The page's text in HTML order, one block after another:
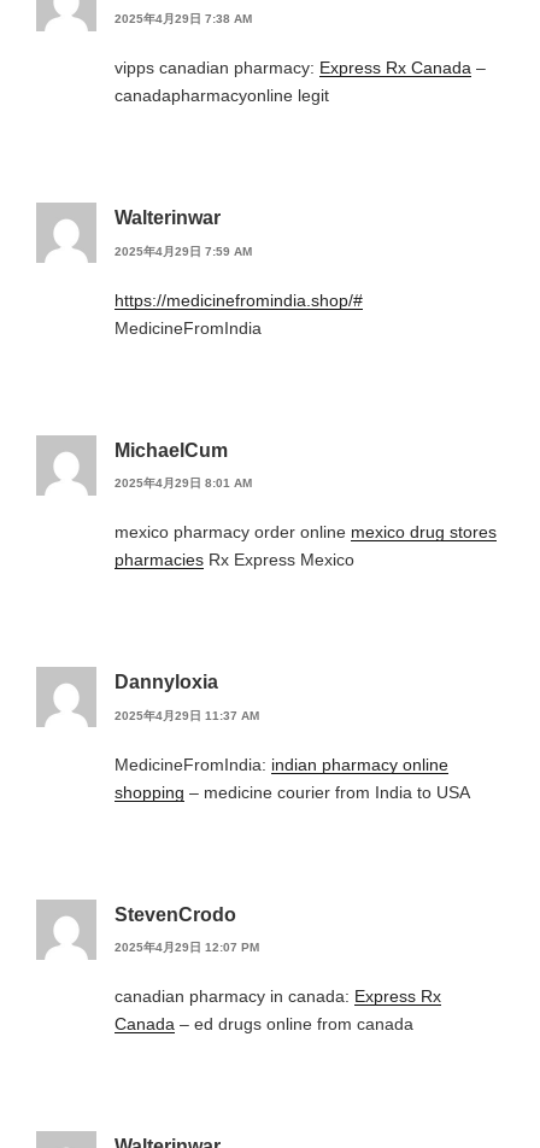
2025年4月29日 7:38 AM
vipps canadian pharmacy: Express Rx Canada –
canadapharmacyonline legit
Walterinwar
2025年4月29日 7:59 AM
https://medicinefromindia.shop/#
MedicineFromIndia
MichaelCum
2025年4月29日 8:01 AM
mexico pharmacy order online mexico drug stores
pharmacies Rx Express Mexico
Dannyloxia
2025年4月29日 11:37 AM
MedicineFromIndia: indian pharmacy online
shopping – medicine courier from India to USA
StevenCrodo
2025年4月29日 12:07 PM
canadian pharmacy in canada: Express Rx
Canada – ed drugs online from canada